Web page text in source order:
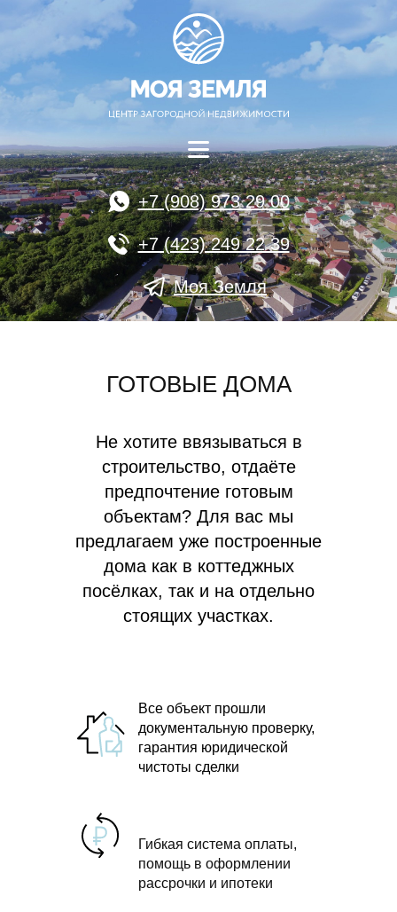
+7 (908) 973 29 00
+7 (423) 249 22 39
Моя Земля
ГОТОВЫЕ ДОМА
Не хотите ввязываться в
строительство, отдаёте
предпочтение готовым
объектам? Для вас мы
предлагаем уже построенные
дома как в коттеджных
посёлках, так и на отдельно
стоящих участках.
Все объект прошли
документальную проверку,
гарантия юридической
чистоты сделки
Гибкая система оплаты,
помощь в оформлении
рассрочки и ипотеки